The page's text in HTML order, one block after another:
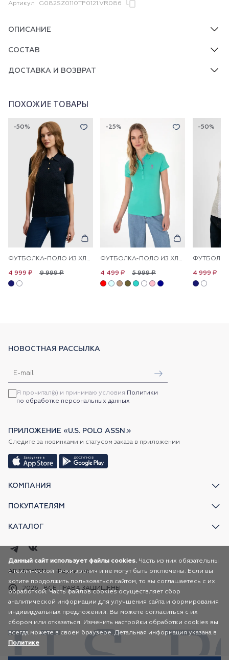
Артикул G082SZ0110TP0121.VR086
ОПИСАНИЕ
СОСТАВ
ДОСТАВКА И ВОЗВРАТ
ПОХОЖИЕ ТОВАРЫ
-50%
ФУТБОЛКА-ПОЛО ИЗ ХЛОПКА С УЗОРОМ КОСЫ
9 999 ₽
4 999 ₽
-25%
ФУТБОЛКА-ПОЛО ИЗ ХЛОПКА С ПРИНТОМ НА ПЛАНКЕ
5 999 ₽
4 499 ₽
-50%
4 999 ₽
КОМПАНИЯ
ПОКУПАТЕЛЯМ
КАТАЛОГ
НОВОСТНАЯ РАССЫЛКА
Я прочитал(а) и принимаю условия Политики
по обработке персональных данных
ПРИЛОЖЕНИЕ «U.S. POLO ASSN.»
Следите за новинками и статусом заказа в приложении
2026 ВСЕ ПРАВА ЗАЩИЩЕНЫ
AR FASHION Карта сайта
Данный сайт использует файлы cookies. Часть из них обязательны
с технической точки зрения и не могут быть отключены. Если вы
хотите продолжить пользоваться сайтом, то вы соглашаетесь с их
обработкой. Часть файлов cookies осуществляет сбор
аналитической информации для улучшения сайта и формирования
индивидуальных предложений. Вы можете согласиться с их
сбором или отказаться. Изменить настройки обработки cookies вы
всегда можете в своем браузере. Детальная информация указана в
Политике